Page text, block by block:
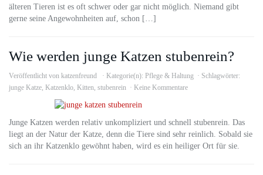
älteren Tieren ist es oft schwer oder gar nicht möglich. Niemand gibt
gerne seine Angewohnheiten auf, schon […]
Wie werden junge Katzen stubenrein?
Veröffentlicht von katzenfreund Kategorie(n): Pflege & Haltung
Schlagwörter:
junge Katze, Katzenklo, Kitten, stubenrein Keine Kommentare
Junge Katzen werden relativ unkompliziert und schnell stubenrein. Das
liegt an der Natur der Katze, denn die Tiere sind sehr reinlich. Sobald sie
sich an ihr Katzenklo gewöhnt haben, wird es ein heiliger Ort für sie.